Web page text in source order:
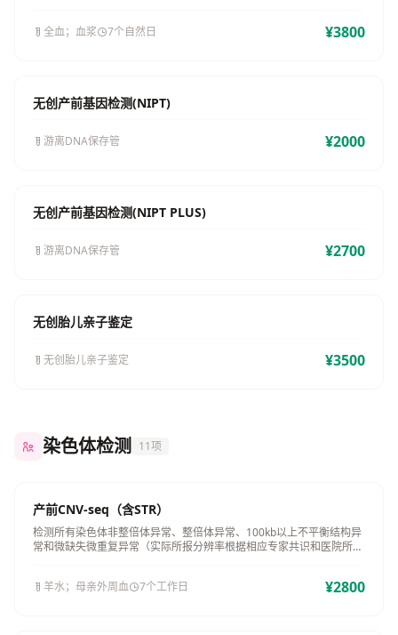
全血；血浆
7个自然日 ¥3800
无创产前基因检测(NIPT)
游离DNA保存管 ¥2000
无创产前基因检测(NIPT PLUS)
游离DNA保存管 ¥2700
无创胎儿亲子鉴定
无创胎儿亲子鉴定 ¥3500
染色体检测 11项
产前CNV-seq（含STR）
检测所有染色体非整倍体异常、整倍体异常、100kb以上不平衡结构异
常和微缺失微重复异常（实际所报分辨率根据相应专家共识和医院所要
羊水；母亲外周血
7个工作日 ¥2800